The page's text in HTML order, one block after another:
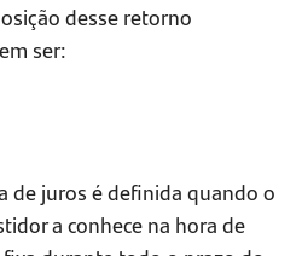
desse retorno
ser:
de juros é definida quando o
a conhece na hora de